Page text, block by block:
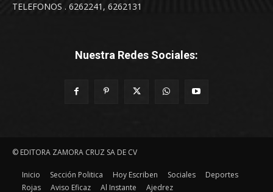
TELEFONOS . 6262241, 6262131
Nuestra Redes Sociales:
© EDITORA ZAMORA CRUZ SA DE CV
Inicio Sección Politica Hoy Escriben Sociales
Deportes
Rojas
Aviso Eficaz Al Instante Ajedrez